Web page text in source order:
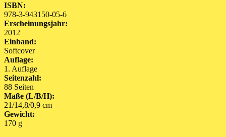
ISBN:
978-3-943150-05-6
Erscheinungsjahr:
2012
Einband:
Softcover
Auflage:
1. Auflage
Seitenzahl:
88 Seiten
Maße (L/B/H):
21/14,8/0,9 cm
Gewicht:
170 g